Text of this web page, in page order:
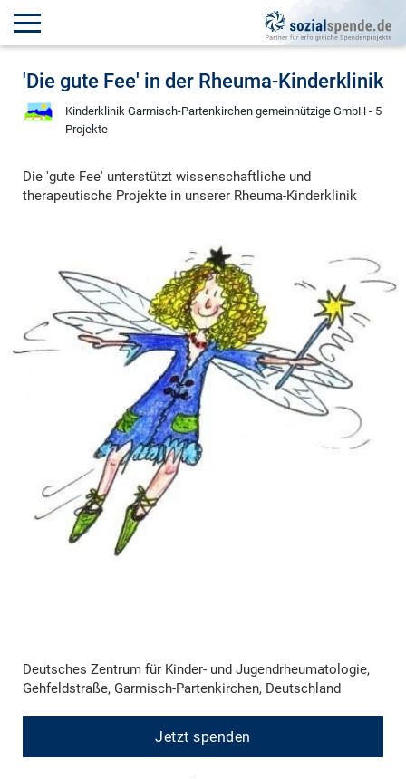
'Die gute Fee' in der Rheuma-Kinderklinik
Kinderklinik Garmisch-Partenkirchen gemeinnützige GmbH - 5
Projekte
Die 'gute Fee' unterstützt wissenschaftliche und
therapeutische Projekte in unserer Rheuma-Kinderklinik
Deutsches Zentrum für Kinder- und Jugendrheumatologie,
Gehfeldstraße, Garmisch-Partenkirchen, Deutschland
Jetzt spenden